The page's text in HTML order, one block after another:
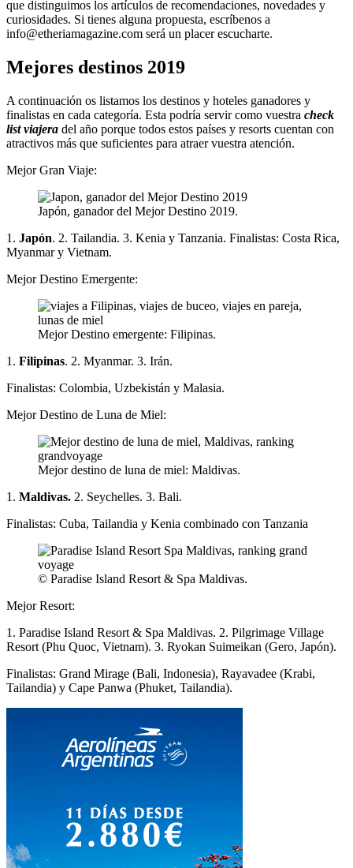
que distinguimos los artículos de recomendaciones, novedades y
curiosidades. Si tienes alguna propuesta, escríbenos a
info@etheriamagazine.com será un placer escucharte.
Mejores destinos 2019
A continuación os listamos los destinos y hoteles ganadores y
finalistas en cada categoría. Esta podría servir como vuestra check
list viajera del año porque todos estos países y resorts cuentan con
atractivos más que suficientes para atraer vuestra atención.
Mejor Gran Viaje:
Japón, ganador del Mejor Destino 2019.
1. Japón. 2. Tailandia. 3. Kenia y Tanzania. Finalistas: Costa Rica,
Myanmar y Vietnam.
Mejor Destino Emergente:
Mejor Destino emergente: Filipinas.
1. Filipinas. 2. Myanmar. 3. Irán.
Finalistas: Colombia, Uzbekistán y Malasia.
Mejor Destino de Luna de Miel:
Mejor destino de luna de miel: Maldivas.
1. Maldivas. 2. Seychelles. 3. Bali.
Finalistas: Cuba, Tailandia y Kenia combinado con Tanzania
© Paradise Island Resort & Spa Maldivas.
Mejor Resort:
1. Paradise Island Resort & Spa Maldivas. 2. Pilgrimage Village
Resort (Phu Quoc, Vietnam). 3. Ryokan Suimeikan (Gero, Japón).
Finalistas: Grand Mirage (Bali, Indonesia), Rayavadee (Krabi,
Tailandia) y Cape Panwa (Phuket, Tailandia).